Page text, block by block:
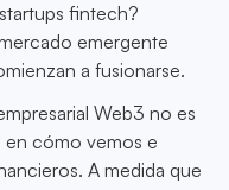
fintech?
emergente
a fusionarse.
Web3 no es
en cómo vemos e
A medida que